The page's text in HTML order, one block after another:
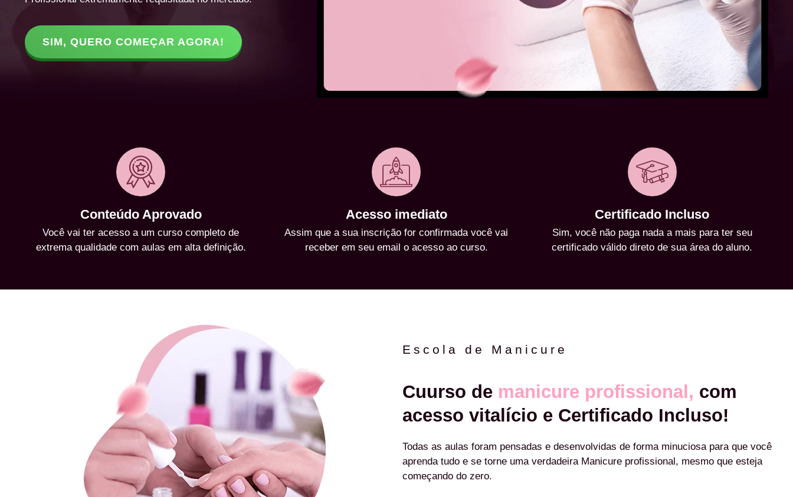
SIM, QUERO COMEÇAR AGORA!
Conteúdo Aprovado
Você vai ter acesso a um curso completo de
extrema qualidade com aulas em alta definição.
Acesso imediato
Assim que a sua inscrição for confirmada você vai
receber em seu email o acesso ao curso.
Certificado Incluso
Sim, você não paga nada a mais para ter seu
certificado válido direto de sua área do aluno.
Escola de Manicure
Cuurso de manicure profissional, com
acesso vitalício e Certificado Incluso!
Todas as aulas foram pensadas e desenvolvidas de forma minuciosa para que você
aprenda tudo e se torne uma verdadeira Manicure profissional, mesmo que esteja
começando do zero.